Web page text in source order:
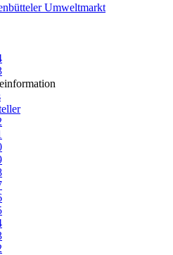
Umweltmarkt